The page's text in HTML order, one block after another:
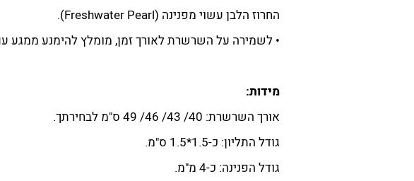
החרוז הלבן עשוי מפנינה (Freshwater Pearl).
• לשמירה על השרשרת לאורך זמן, מומלץ להימנע ממגע
מידות:
אורך השרשרת: 40/ 43/ 46/ 49
ס"מ לבחירתך.
גודל התליון: כ-1.5*1.5 ס"מ.
גודל הפנינה: כ-4 מ"מ.